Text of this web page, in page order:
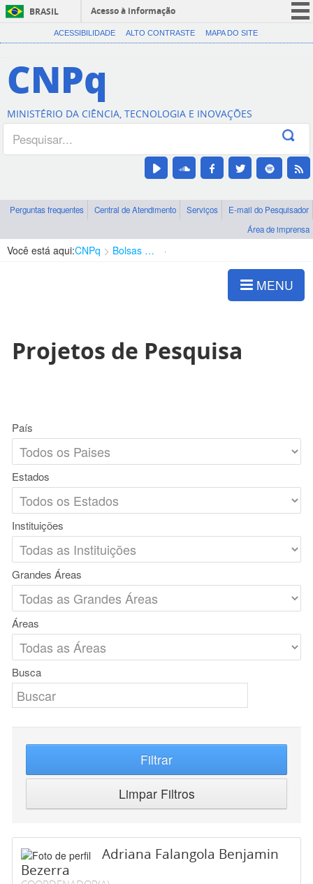
BRASIL
Acesso à informação
CORONAVÍRUS (COVID-19)
Canais
ACESSIBILIDADE ALTO CONTRASTE MAPA DO SITE
CNPq
MINISTÉRIO DA CIÊNCIA, TECNOLOGIA E INOVAÇÕES
Perguntas frequentes Central de Atendimento Serviços
E-mail do Pesquisador
Área de imprensa
Você está aqui:CNPq Bolsas e Auxílios Vigentes
MENU
Projetos de Pesquisa
País
Estados
Instituições
Grandes Áreas
Áreas
Busca
Filtrar
Limpar Filtros
Adriana Falangola Benjamin
Bezerra